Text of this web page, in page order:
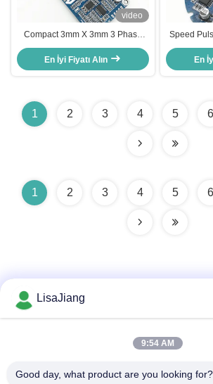
video
Compact 3mm X 3mm 3 Phase
BLDC Motor Driver with Hall
Sensor Compatibility and
Reference Input 0-5v / PWM /
En İyi Fiyatı Alın
Speed
3 Phase
Driver
En
1 2 3 4 5 6
1 2 3 4 5 6
Adres
LisaJiang
9:54 AM
Good day, what product are you looking for?